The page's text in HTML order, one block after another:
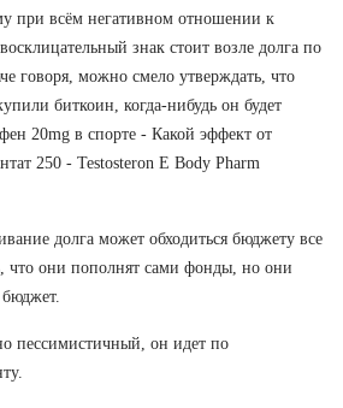
при всём негативном отношении к
знак стоит возле долга по
говоря, можно смело утверждать, что
биткоин, когда-нибудь он будет
20mg в спорте - Какой эффект от
250 - Testosteron E Body Pharm
долга может обходиться бюджету все
что они пополнят сами фонды, но они
пессимистичный, он идет по